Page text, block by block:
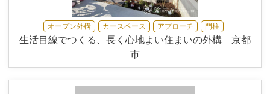
オープン外構 カースペース アプローチ 門柱
生活目線でつくる、長く心地よい住まいの外構 京都
市